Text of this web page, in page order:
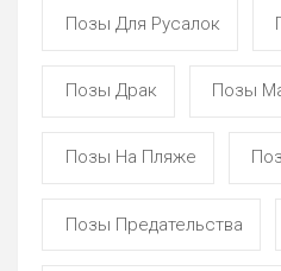
Позы Для Русалок
Позы Драк Позы
Позы На Пляже
Позы Предательства